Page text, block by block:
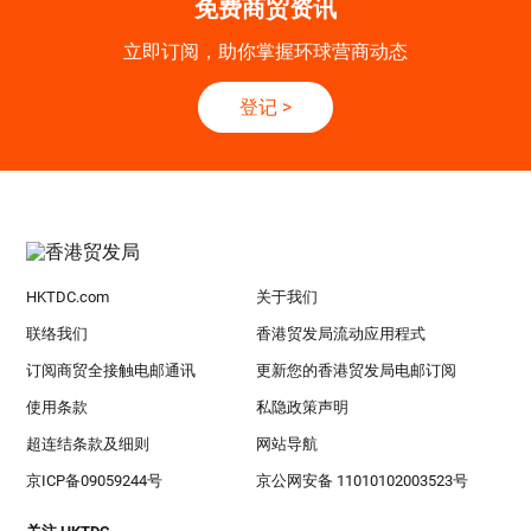
免费商贸资讯
立即订阅，助你掌握环球营商动态
登记 >
HKTDC.com 关于我们
联络我们 香港贸发局流动应用程式
订阅商贸全接触电邮通讯 更新您的香港贸发局电邮订阅
使用条款 私隐政策声明
超连结条款及细则 网站导航
京ICP备09059244号 京公网安备 11010102003523号